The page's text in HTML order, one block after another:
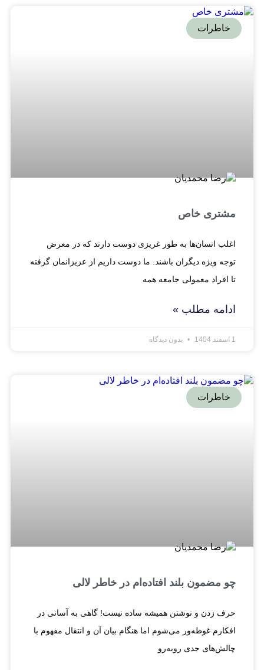
خاطرات
مشتری خاص
اغلب انسان‌ها به طور غریزی دوست دارند که در معرض
توجه ویژه دیگران باشند. ما دوست داریم از عزیزانمان گرفته
تا افراد معمولی جامعه همه
ادامه مطلب »
بدون دیدگاه
خاطرات
چو مضمون بلند افتاده‌ام در خاطر لالی
حرف زدن و نوشتن همیشه ساده نیست! گاهی به آسانی در
افکارم غوطه‌ور می‌شوم اما هنگام بیان آن و انتقال مفهوم با
چالش‌های جدی روبه‌رو